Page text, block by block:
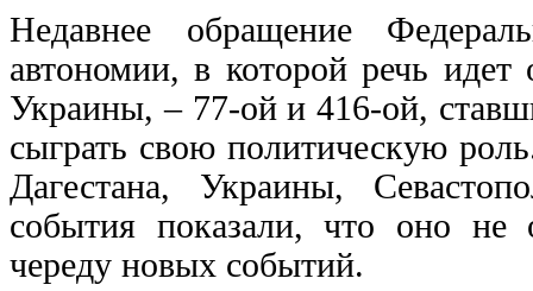
Недавнее обращение
автономии, в которой речь
Украины, – 77-ой и 416-ой,
сыграть свою политическую
Дагестана, Украины,
события показали, что оно не
череду новых событий.